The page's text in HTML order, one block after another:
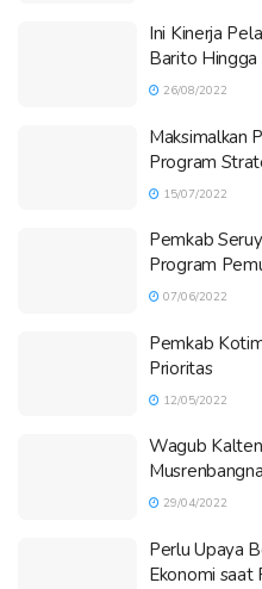
Ini Kinerja
Barito
26/08/2022
Maksimalkan
Program
15/07/2022
Pemkab
Program
07/06/2022
Pemkab
Prioritas
12/05/2022
Wagub
29/04/2022
Perlu Upaya
Ekonomi saat